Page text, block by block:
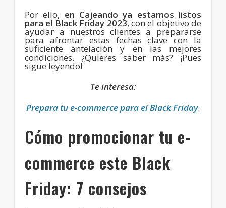
Por ello, en Cajeando ya estamos listos
para el Black Friday 2023, con el objetivo de
ayudar a nuestros clientes a prepararse
para afrontar estas fechas clave con la
suficiente antelación y en las mejores
condiciones. ¿Quieres saber más? ¡Pues
sigue leyendo!
Te interesa:
Prepara tu e-commerce para el Black Friday.
Cómo promocionar tu e-
commerce este Black
Friday: 7 consejos